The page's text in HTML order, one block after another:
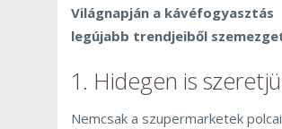
Világnapján a kávéfogyasztás
legújabb trendjeiből
1. Hidegen is
Nemcsak a szupermarketek